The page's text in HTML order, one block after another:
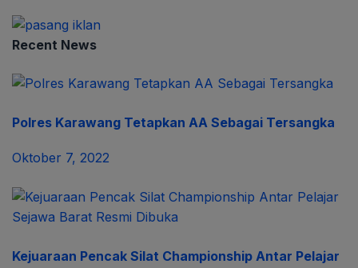
Recent News
Polres Karawang Tetapkan AA Sebagai Tersangka
Oktober 7, 2022
Kejuaraan Pencak Silat Championship Antar Pelajar